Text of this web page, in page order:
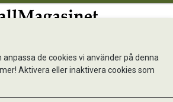
Reflexband
anpassa de cookies vi använder på denna
Aktivera eller inaktivera cookies som